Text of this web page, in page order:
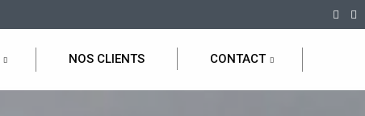
NOS CLIENTS CONTACT